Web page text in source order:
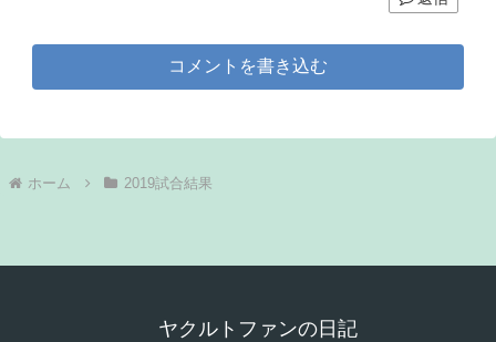
コメントを書き込む
ホーム 2019試合結果
ヤクルトファンの日記